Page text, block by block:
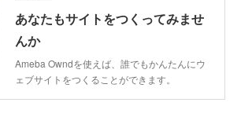
あなたもサイトをつくってみませ
んか
Ameba Owndを使えば、誰でもかんたんにウ
ェブサイトをつくることができます。